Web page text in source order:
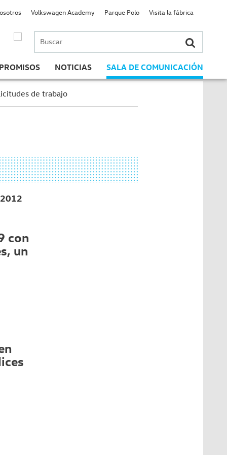
Buscar
por:
NOTICIAS SALA DE COMUNICACIÓN
Volkswagen Academy Parque Polo Visita la fábrica
de trabajo
2012
con
un